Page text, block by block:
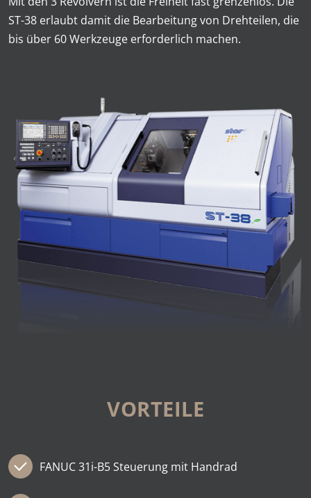
ST-38 erlaubt damit die Bearbeitung von Drehteilen, die
bis über 60 Werkzeuge erforderlich machen.
VORTEILE
FANUC 31i-B5 Steuerung mit Handrad